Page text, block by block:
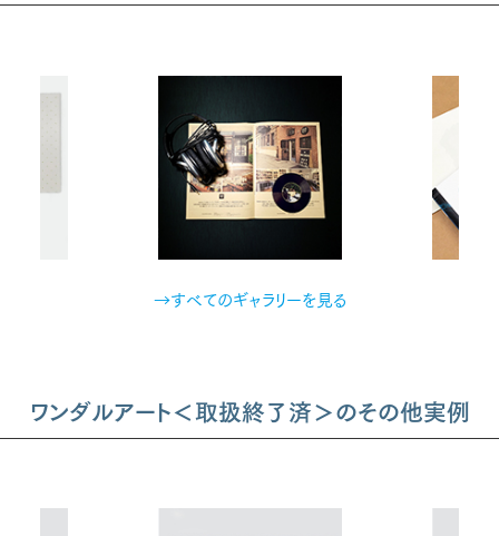
→すべてのギャラリーを見る
ワンダルアート＜取扱終了済＞のその他実例